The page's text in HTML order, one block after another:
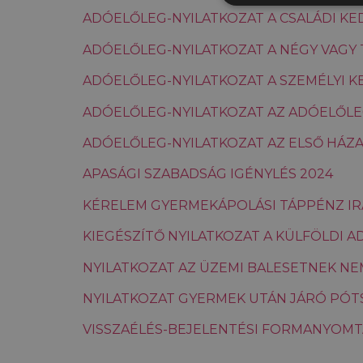
ADÓELŐLEG-NYILATKOZAT A CSALÁDI
ADÓELŐLEG-NYILATKOZAT A NÉGY
ADÓELŐLEG-NYILATKOZAT A SZEMÉLYI
ADÓELŐLEG-NYILATKOZAT AZ
ADÓELŐLEG-NYILATKOZAT AZ ELSŐ
APASÁGI SZABADSÁG IGÉNYLÉS 2024
KÉRELEM GYERMEKÁPOLÁSI TÁPPÉNZ
KIEGÉSZÍTŐ NYILATKOZAT A KÜLFÖLDI
NYILATKOZAT AZ ÜZEMI BALESETNEK
NYILATKOZAT GYERMEK UTÁN JÁRÓ
VISSZAÉLÉS-BEJELENTÉSI
A teljesítmény-sütiket, pl.
LLC
_gid
Google
LLC